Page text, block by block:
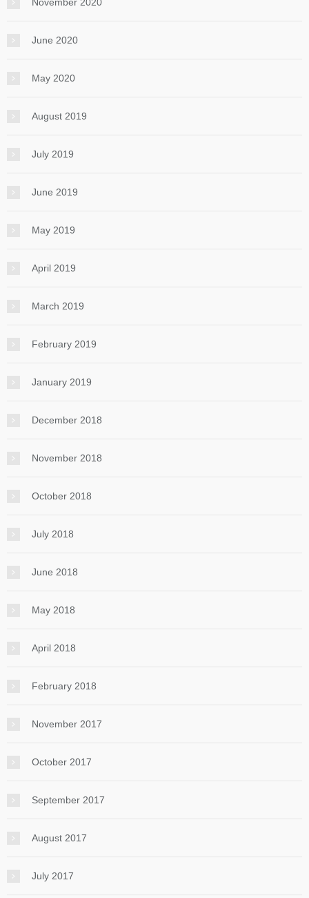
June 2020
May 2020
August 2019
July 2019
June 2019
May 2019
April 2019
March 2019
February 2019
January 2019
December 2018
November 2018
October 2018
July 2018
June 2018
May 2018
April 2018
February 2018
November 2017
October 2017
September 2017
August 2017
July 2017